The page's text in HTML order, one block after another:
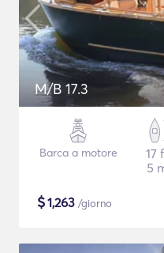
M/B 17.3
Barca a motore
17
5
$1,263 /giorno